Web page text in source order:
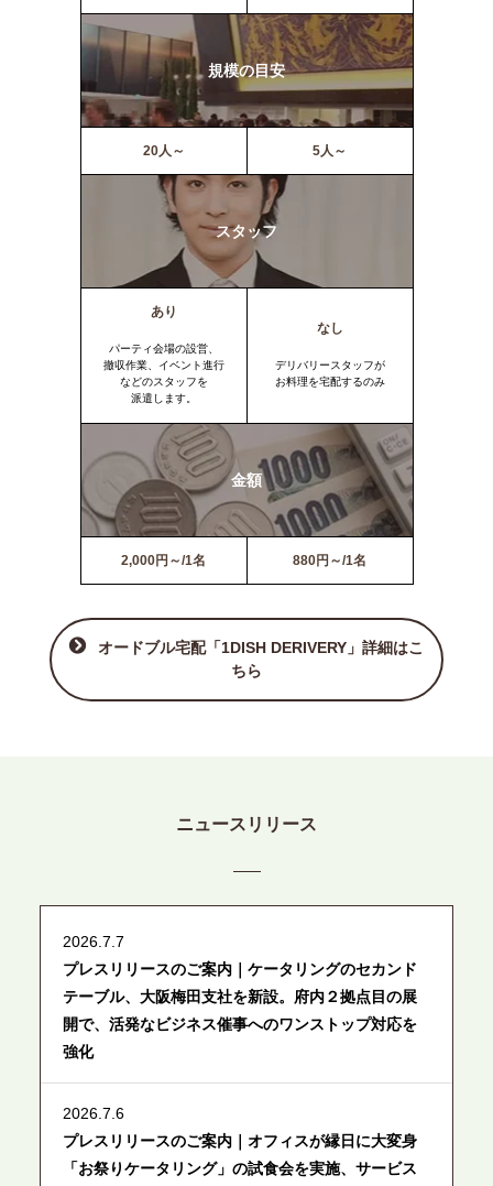
規模の目安
20人～ 5人～
スタッフ
あり
パーティ会場の設営、
撤収作業、イベント進行
などのスタッフを
派遣します。
なし
デリバリースタッフが
お料理を宅配するのみ
金額
2,000円～/1名 880円～/1名
オードブル宅配「1DISH DERIVERY」詳細はこ
ちら
ニュースリリース
2026.7.7
プレスリリースのご案内｜ケータリングのセカンド
テーブル、大阪梅田支社を新設。府内２拠点目の展
開で、活発なビジネス催事へのワンストップ対応を
強化
2026.7.6
プレスリリースのご案内｜オフィスが縁日に大変身
「お祭りケータリング」の試食会を実施、サービス